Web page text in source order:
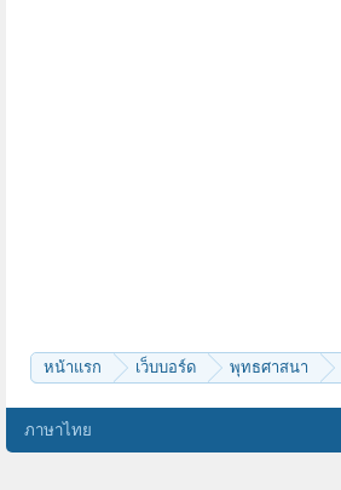
หน้าแรก เว็บบอร์ด พุทธศาสนา
ภาษาไทย